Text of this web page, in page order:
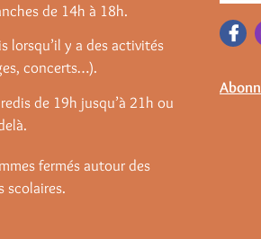
de 14h à 18h.
lorsqu’il y a des activités
concerts…).
de 19h jusqu’à 21h ou
fermés autour des
scolaires.